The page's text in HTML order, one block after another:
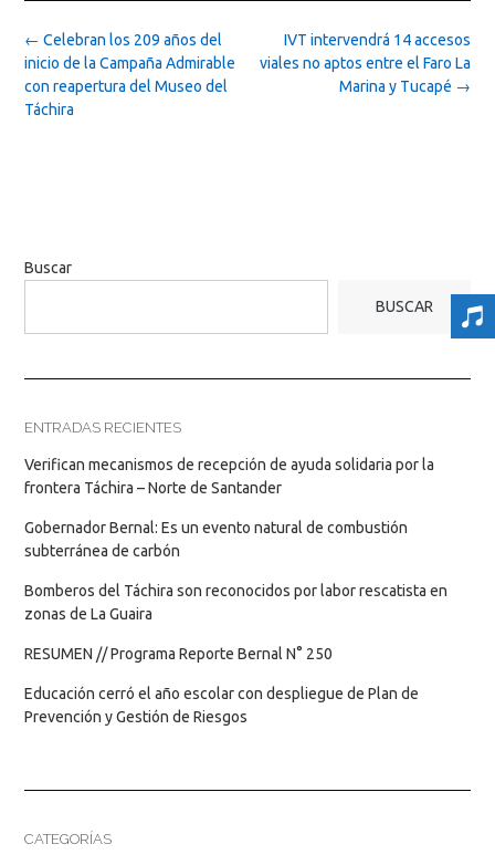
Post
navigation
IVT intervendrá 14 accesos
viales no aptos entre el Faro La
Marina y Tucapé →
← Celebran los 209 años del
inicio de la Campaña Admirable
con reapertura del Museo del
Táchira
Buscar
BUSCAR
ENTRADAS RECIENTES
Verifican mecanismos de recepción de ayuda solidaria por la
frontera Táchira – Norte de Santander
Gobernador Bernal: Es un evento natural de combustión
subterránea de carbón
Bomberos del Táchira son reconocidos por labor rescatista en
zonas de La Guaira
RESUMEN // Programa Reporte Bernal N° 250
Educación cerró el año escolar con despliegue de Plan de
Prevención y Gestión de Riesgos
CATEGORÍAS